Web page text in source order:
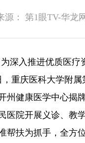
源： 第1眼TV-华龙网
深入推进优质医
重庆医科大学附
州健康医学中心揭
医院开展义诊、教
帮扶为抓手，全方